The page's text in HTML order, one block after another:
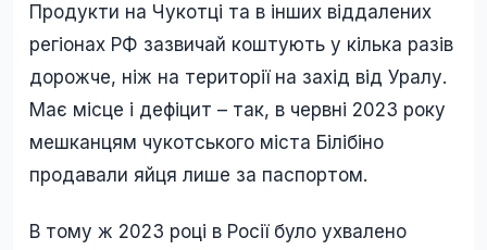
Продукти на Чукотці та в інших віддалених
регіонах РФ зазвичай коштують у кілька разів
дорожче, ніж на території на захід від Уралу.
Має місце і дефіцит – так, в червні 2023 року
мешканцям чукотського міста Білібіно
продавали яйця лише за паспортом.
В тому ж 2023 році в Росії було ухвалено